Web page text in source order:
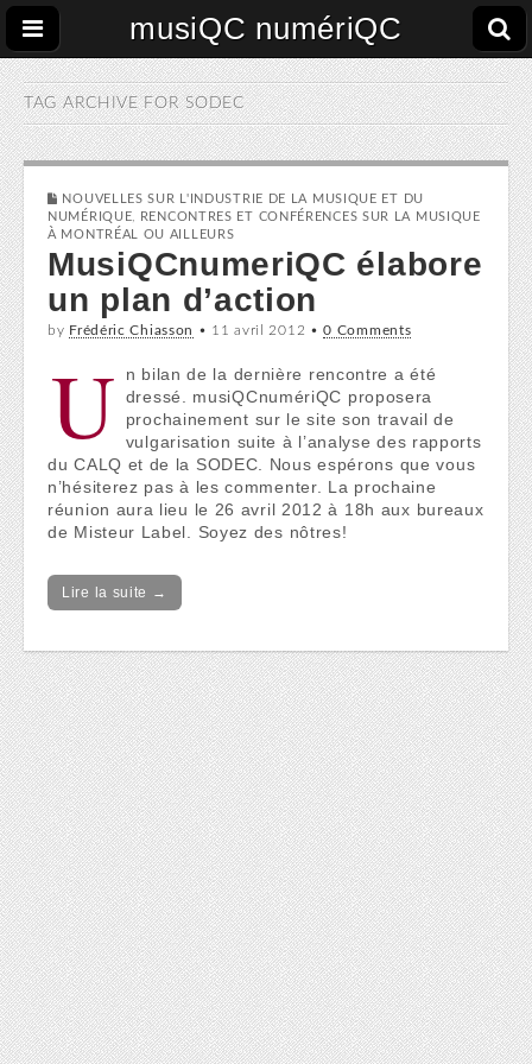
musiQC numériQC
TAG ARCHIVE FORSODEC
NOUVELLES SUR L'INDUSTRIE DE LA MUSIQUE ET DU
NUMÉRIQUE
RENCONTRES ET CONFÉRENCES SUR LA MUSIQUE
À MONTRÉAL OU AILLEURS
MusiQCnumeriQC élabore
un plan d’action
by Frédéric Chiasson • 11 avril 2012 •0 Comments
U
n bilan de la dernière rencontre a été
dressé. musiQCnumériQC proposera
prochainement sur le site son travail de
vulgarisation suite à l’analyse des rapports
du CALQ et de la SODEC. Nous espérons que vous
n’hésiterez pas à les commenter. La prochaine
réunion aura lieu le 26 avril 2012 à 18h aux bureaux
de Misteur Label. Soyez des nôtres!
Lire la suite →